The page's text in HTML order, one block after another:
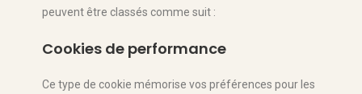
peuvent être classés comme suit :
Cookies de performance
Ce type de cookie mémorise vos préférences pour les